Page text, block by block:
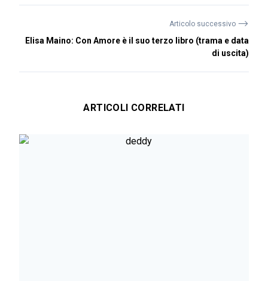
Articolo successivo ⟶
Elisa Maino: Con Amore è il suo terzo libro (trama e data
di uscita)
ARTICOLI CORRELATI